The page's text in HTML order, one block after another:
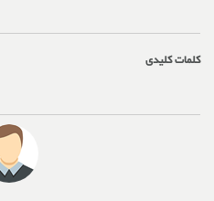
کلمات کلیدی